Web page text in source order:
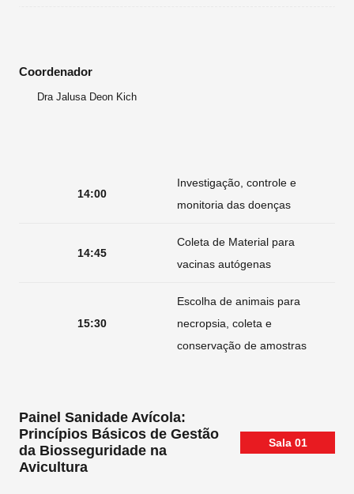
Coordenador
Dra Jalusa Deon Kich
14:00
Investigação, controle e
monitoria das doenças
14:45
Coleta de Material para
vacinas autógenas
15:30
Escolha de animais para
necropsia, coleta e
conservação de amostras
Painel Sanidade Avícola:
Princípios Básicos de Gestão
da Biosseguridade na
Avicultura
Sala 01